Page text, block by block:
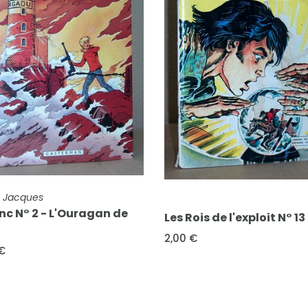
de l'exploit N° 13 FICHE COMPLÈTE
Aventures fiction N° 40 -